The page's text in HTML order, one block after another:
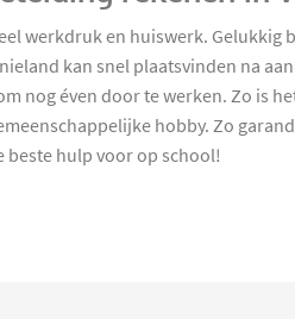
werkdruk en huiswerk.
kan snel plaatsvinden na
nog éven door te werken. Zo is
hobby. Zo
beste hulp voor op school!